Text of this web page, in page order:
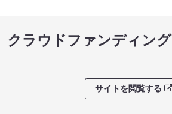
クラウドファンディング
サイトを閲覧する